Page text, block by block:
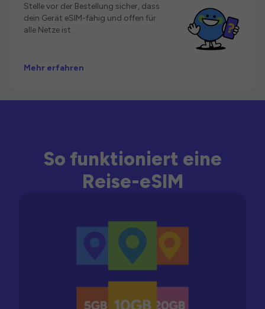
Stelle vor der Bestellung sicher, dass
dein Gerät eSIM-fähig und offen für
alle Netze ist.
Mehr erfahren
So funktioniert eine
Reise-eSIM